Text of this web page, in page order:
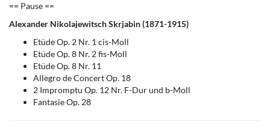
== Pause ==
Alexander Nikolajewitsch Skrjabin (1871-1915)
Etüde Op. 2 Nr. 1 cis-Moll
Etüde Op. 8 Nr. 2 fis-Moll
Etüde Op. 8 Nr. 11
Allegro de Concert Op. 18
2 Impromptu Op. 12 Nr. F-Dur und b-Moll
Fantasie Op. 28